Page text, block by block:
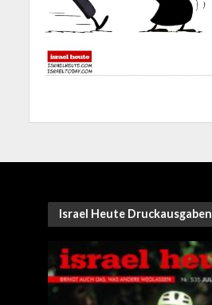
Israel Heute Druckausgaben